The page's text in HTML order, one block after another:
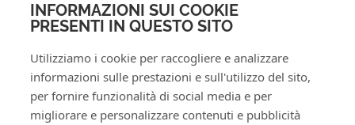
INFORMAZIONI SUI COOKIE
PRESENTI IN QUESTO SITO
Utilizziamo i cookie per raccogliere e analizzare
informazioni sulle prestazioni e sull'utilizzo del sito,
per fornire funzionalità di social media e per
migliorare e personalizzare contenuti e pubblicità
Facebook
Instagram
LinkedInWhatsApp
YouTube